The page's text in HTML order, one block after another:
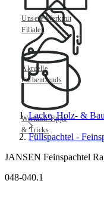
Unsere Werkmit
Filialen
Aktuelle
Farbentrends
Werkmit Tipps
& Tricks
Lacke, Holz- &
Füllspachtel -
JANSEN Feinspachtel
048-040.1